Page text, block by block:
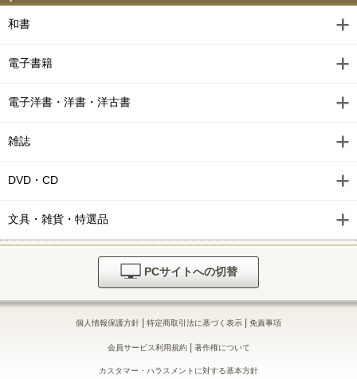
和書
電子書籍
電子洋書・洋書・洋古書
雑誌
DVD・CD
文具・雑貨・特選品
PCサイトへの切替
個人情報保護方針 | 特定商取引法に基づく表示 | 免責事項
会員サービス利用規約| 著作権について
カスタマー・ハラスメントに対する基本方針